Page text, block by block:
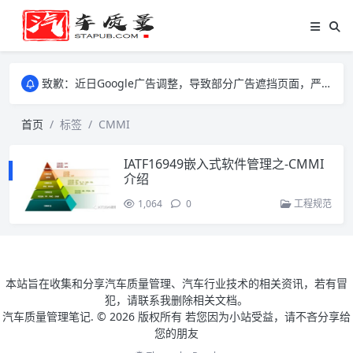
致歉：近日Google广告调整，导致部分广告遮挡页面，严重影响大家访问体验，将尽快调整完成，由此带来的不便，特意致歉！
致歉：近日Google广告调整，导致部分广告遮挡页面，严重影响大家访问体验，将尽快调整完成，由此带来的不便，特意致歉！
首页 标签 CMMI
IATF16949嵌入式软件管理之-CMMI
介绍
1,064 0 工程规范
本站旨在收集和分享汽车质量管理、汽车行业技术的相关资讯，若有冒
犯，请联系我删除相关文档。
汽车质量管理笔记. © 2026 版权所有 若您因为小站受益，请不吝分享给
您的朋友